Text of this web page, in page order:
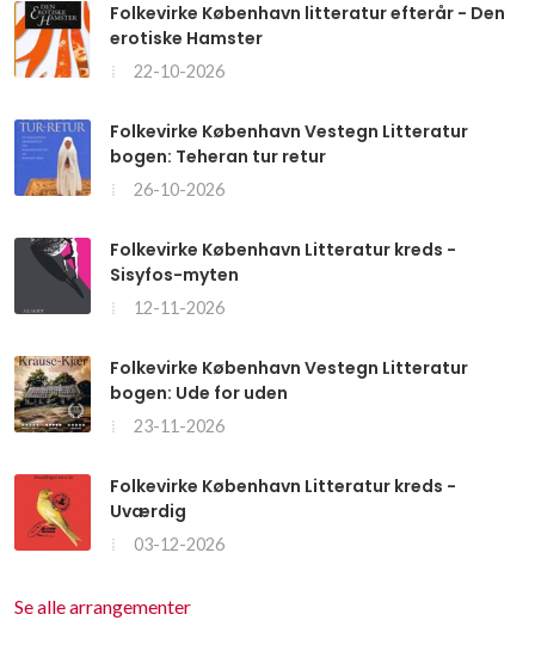
Folkevirke København litteratur efterår - Den
erotiske Hamster
22-10-2026
Folkevirke København Vestegn Litteratur
bogen: Teheran tur retur
26-10-2026
Folkevirke København Litteratur kreds -
Sisyfos-myten
12-11-2026
Folkevirke København Vestegn Litteratur
bogen: Ude for uden
23-11-2026
Folkevirke København Litteratur kreds -
Uværdig
03-12-2026
Se alle arrangementer